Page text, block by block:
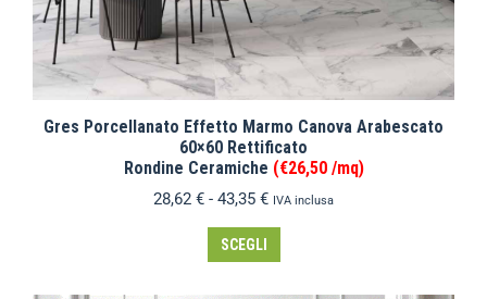
Gres Porcellanato Effetto Marmo Canova Arabescato
60×60 Rettificato
Rondine Ceramiche (€26,50 /mq)
28,62 € - 43,35 € IVA inclusa
SCEGLI